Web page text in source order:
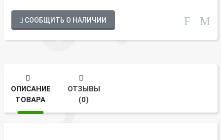
СООБЩИТЬ О НАЛИЧИИ
ОПИСАНИЕ
ТОВАРА
ОТЗЫВЫ
(0)